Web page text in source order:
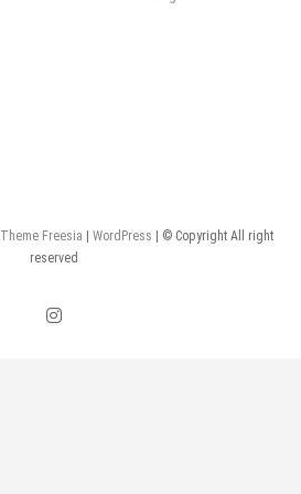
Theme Freesia WordPress | © Copyright All right
reserved
instagram